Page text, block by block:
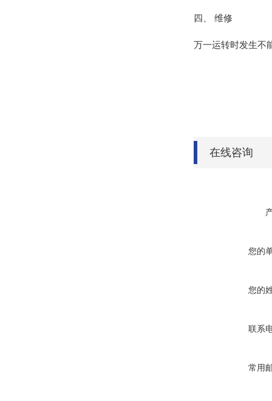
四、 维修
万一运转时发生不
在线咨询
您的
您的
联系
常用